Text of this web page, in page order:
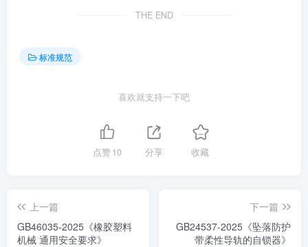
THE END
标准规范
喜欢就支持一下吧
点赞10 分享 收藏
上一篇
GB46035-2025《橡胶塑料
机械 通用安全要求》
下一篇
GB24537-2025《坠落防护
带柔性导轨的自锁器》